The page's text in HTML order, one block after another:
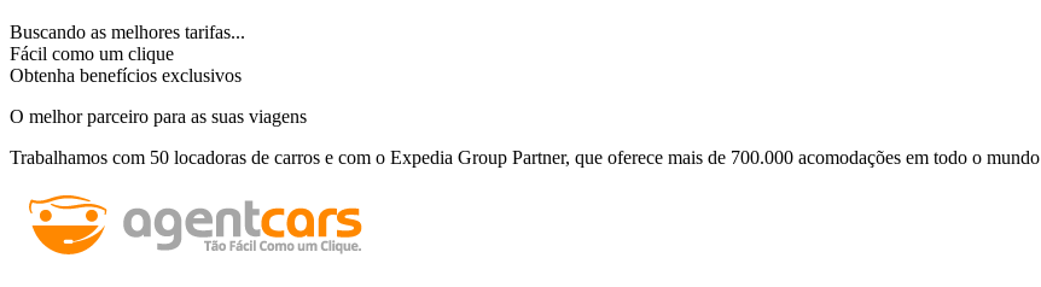
Buscando as melhores tarifas...
Fácil como um clique
Obtenha benefícios exclusivos
O melhor parceiro para as suas viagens
Trabalhamos com 50 locadoras de carros e com o Expedia Group Partner, que oferece mais de 700.000 acomodações em todo o mundo